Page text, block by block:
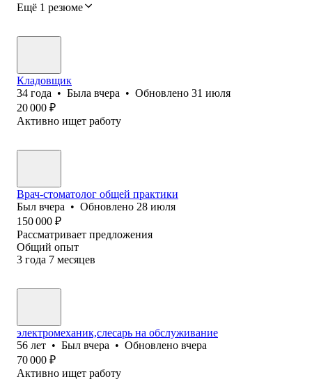
Ещё 1 резюме
Кладовщик
34 года • Была вчера • Обновлено 31 июля
20 000 ₽
Активно ищет работу
Врач-стоматолог общей практики
Был вчера • Обновлено 28 июля
150 000 ₽
Рассматривает предложения
Общий опыт
3 года 7 месяцев
электромеханик,слесарь на обслуживание
56 лет • Был вчера • Обновлено вчера
70 000 ₽
Активно ищет работу